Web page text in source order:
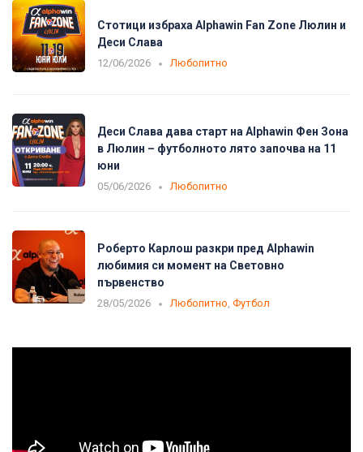
Стотици избраха Alphawin Fan Zone Люлин и
Деси Слава
12/06/2026 Любопитно
Деси Слава дава старт на Alphawin Фен Зона
в Люлин – футболното лято започва на 11
юни
05/06/2026 Любопитно
Роберто Карлош разкри пред Alphawin
любимия си момент на Световно
първенство
28/05/2026 Любопитно Футбол